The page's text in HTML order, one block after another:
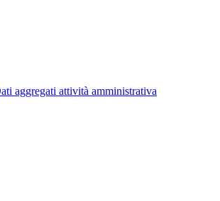
aggregati attività amministrativa